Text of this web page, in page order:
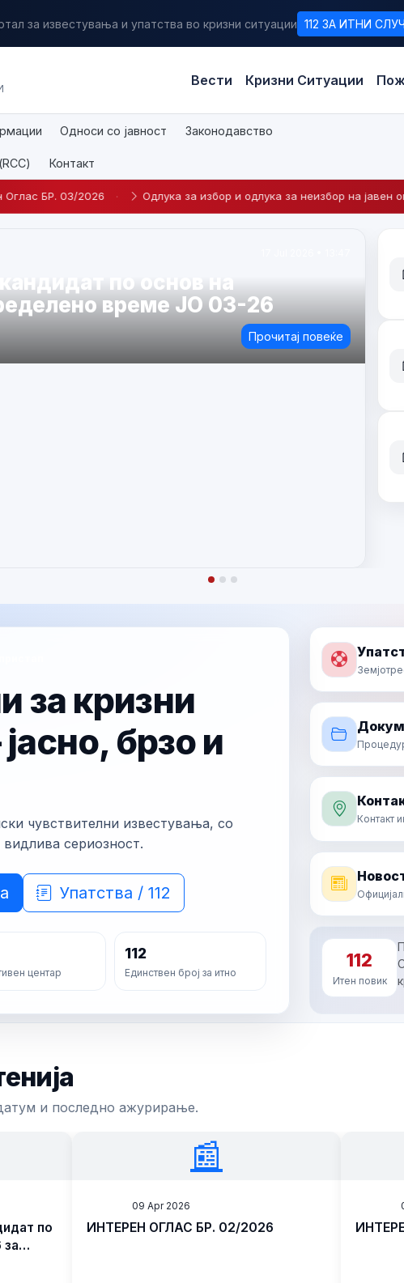
за известувања и упатства во кризни ситуации 112 ЗА ИТНИ
Вести Кризни Ситуации
Односи со јавност Законодавство
Контакт
· Одлука за избор и одлука за неизбор на јавен оглас број 2-2026 ·
кандидат по Интерен оглас
на
во Центар за
за кризни
брзо и
чувствителни известувања, со
сериозност.
Упатства / 112
центар
112
Единствен број за итно
Контакт
112
Итен повик
и последно ажурирање.
по
за
📰
09 Apr 2026
ИНТЕРЕН ОГЛАС БР. 02/2026